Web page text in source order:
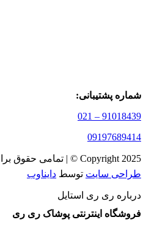
شماره پشتیبانی:
91018439 – 021
09197689414
Copyright 2025 © | تمامی حقوق برای ری‌ری‌استایل محفوظ است.
طراحی سایت توسط دایناوب
درباره ری ری استایل
فروشگاه اینترنتی پوشاک ری ری